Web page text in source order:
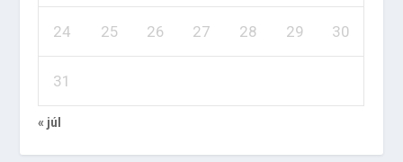
24 25 26 27 28 29 30
31
« júl